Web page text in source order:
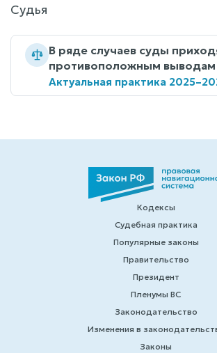
Судья
В ряде случаев суды
противоположным выводам
Актуальная практика
Кодексы
Судебная практика
Популярные законы
Правительство
Президент
Пленумы ВС
Законодательство
Изменения в
Законы